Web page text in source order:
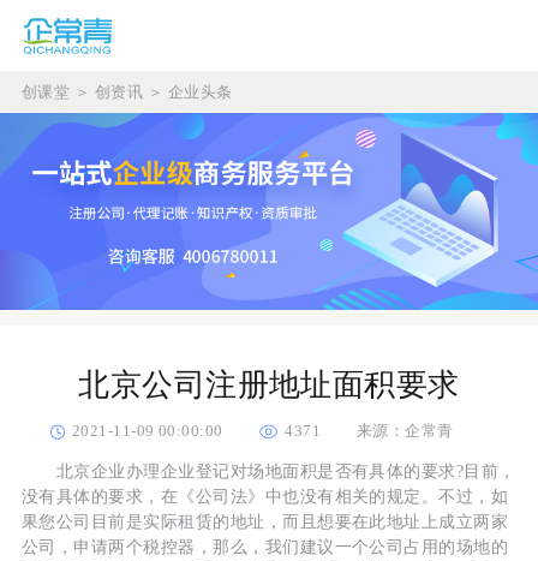
创课堂 ＞ 创资讯 ＞ 企业头条
北京公司注册地址面积要求
2021-11-09 00:00:00 4371 来源：企常青
北京企业办理企业登记对场地面积是否有具体的要求?目前，
没有具体的要求，在《公司法》中也没有相关的规定。不过，如
果您公司目前是实际租赁的地址，而且想要在此地址上成立两家
公司，申请两个税控器，那么，我们建议一个公司占用的场地的